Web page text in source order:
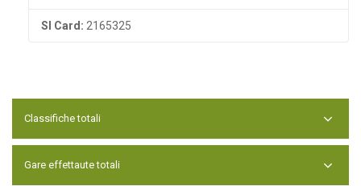
SI Card: 2165325
Classifiche totali
NESSUN RISULTATO TROVATO
Gare effettaute totali